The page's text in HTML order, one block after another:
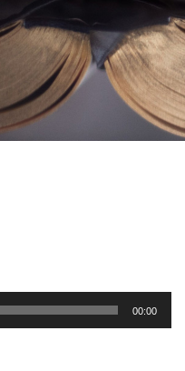
00:00